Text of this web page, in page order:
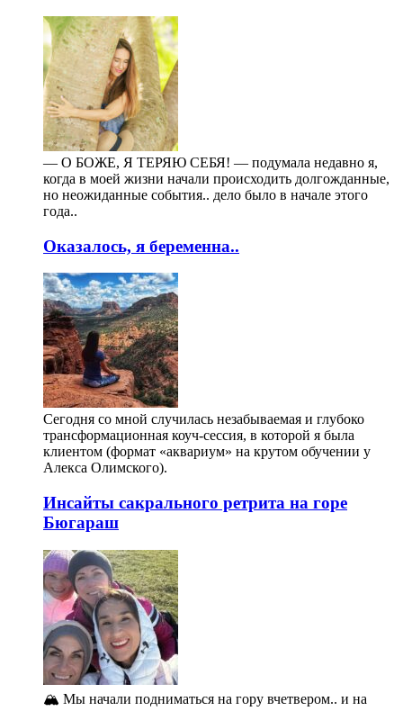
— О БОЖЕ, Я ТЕРЯЮ СЕБЯ! — подумала недавно я,
когда в моей жизни начали происходить долгожданные,
но неожиданные события.. дело было в начале этого
года..
Оказалось, я беременна..
Сегодня со мной случилась незабываемая и глубоко
трансформационная коуч-сессия, в которой я была
клиентом (формат «аквариум» на крутом обучении у
Алекса Олимского).
Инсайты сакрального ретрита на горе
Бюгараш
🏔️ Мы начали подниматься на гору вчетвером.. и на